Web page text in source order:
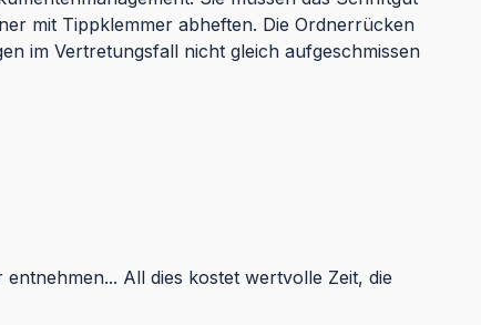
mit Tippklemmer abheften. Die Ordnerrücken
im Vertretungsfall nicht gleich aufgeschmissen
All dies kostet wertvolle Zeit, die